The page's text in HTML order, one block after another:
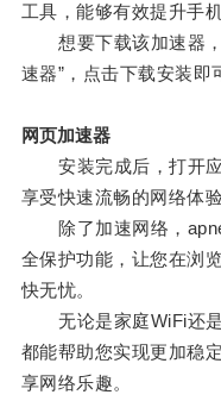
工具，能够有效提升手
想要下载该加速器，
速器”，点击下载安装即
网页加速器
安装完成后，打开应
享受快速流畅的网络体验
除了加速网络，
全保护功能，让您在浏
快无忧。
无论是家庭WiFi还是
都能帮助您实现更加稳
享网络乐趣。